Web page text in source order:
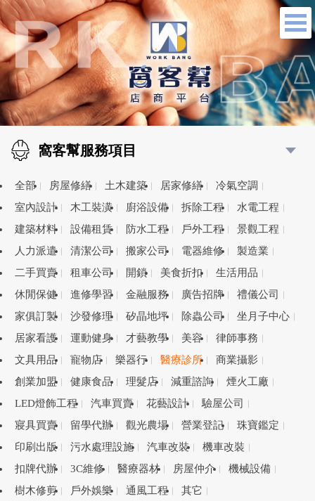
窩客幫服務項目
全部 房屋修繕 土木建築 居家修繕
冷氣空調
室內設計
木工裝潢 廚浴設備 拆除工程
水電工程
建築材料
設備租賃 防水工程 戶外工程
景觀工程
人力派遣
清潔公司 搬家公司 電器維修
製造業
二手買賣
租車公司 開鎖 美食折扣
生活用品
休閒保健
進修學習 金融服務 廣告招牌
禮儀公司
家俱訂製
沙發修理 矽晶地坪 除蟲公司
坐月子中心
居家看護
運動健身 才藝教學 美容
律師事務
文具用品
寵物店 樂器行 醫療診所
商業攝影
創業加盟
健康食品 理髮店 減重諮詢
煙火工廠
LED燈飾工程
汽車買賣 花藝設計
驗屋公司
寢具買賣
留學代辦 觀光農場 營業登記
珠寶鑑定
印刷出版
污水處理設施 汽車改裝
機車改裝
扣牌代辦
3C維修 醫療器材 房屋仲介
機械設備
樹木修剪
戶外娛樂 通風工程 其它